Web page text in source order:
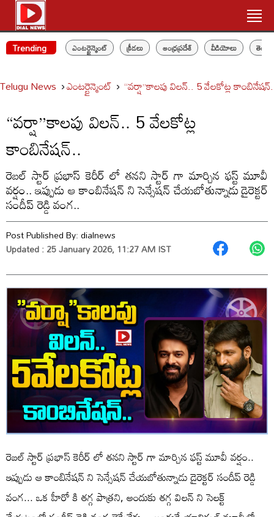
Trending ఎంటర్టైన్మెంట్ క్రీడలు ఆంధ్రప్రదేశ్ వీడియోలు
Telugu News ఎంటర్టైన్మెంట్ “వర్షా”కాలపు విలన్.. 5 వేలకోట్ల
“వర్షా”కాలపు విలన్.. 5 వేలకోట్ల
కాంబినేషన్..
రెబల్ స్టార్ ప్రభాస్ కెరీర్ లో తనని స్టార్ గా మార్చిన ఫస్ట్ మూవీ
వర్షం.. ఇప్పుడు ఆ కాంబినేషన్ ని సెన్సేషన్ చేయబోతున్నాడు డైరెక్టర్
సందీప్ రెడ్డి వంగ..
Post Published By:dialnews
Updated : 25 January 2026, 11:27 AM IST
రెబల్ స్టార్ ప్రభాస్ కెరీర్ లో తనని స్టార్ గా మార్చిన ఫస్ట్ మూవీ వర్షం..
ఇప్పుడు ఆ కాంబినేషన్ ని సెన్సేషన్ చేయబోతున్నాడు డైరెక్టర్ సందీప్ రెడ్డి
వంగ... ఒక హీరో కి తగ్గ పాత్రని, అందుకు తగ్గ విలన్ ని సెలక్ట్